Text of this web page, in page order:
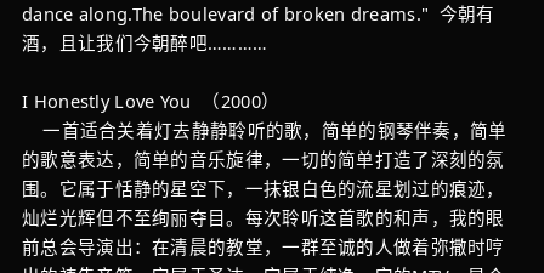
dance along.The boulevard of broken dreams." 今朝有
酒，且让我们今朝醉吧…………
I Honestly Love You （2000）
一首适合关着灯去静静聆听的歌，简单的钢琴伴奏，简单
的歌意表达，简单的音乐旋律，一切的简单打造了深刻的氛
围。它属于恬静的星空下，一抹银白色的流星划过的痕迹，
灿烂光辉但不至绚丽夺目。每次聆听这首歌的和声，我的眼
前总会导演出：在清晨的教堂，一群至诚的人做着弥撒时哼